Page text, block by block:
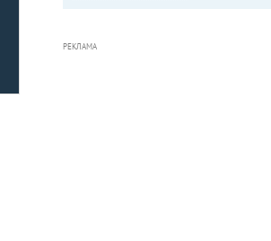
РЕКЛАМА